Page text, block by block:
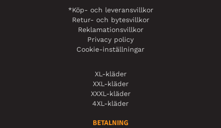
*Köp- och leveransvillkor
Retur- och bytesvillkor
Reklamationsvillkor
Privacy policy
Cookie-inställningar
XL-kläder
XXL-kläder
XXXL-kläder
4XL-kläder
BETALNING